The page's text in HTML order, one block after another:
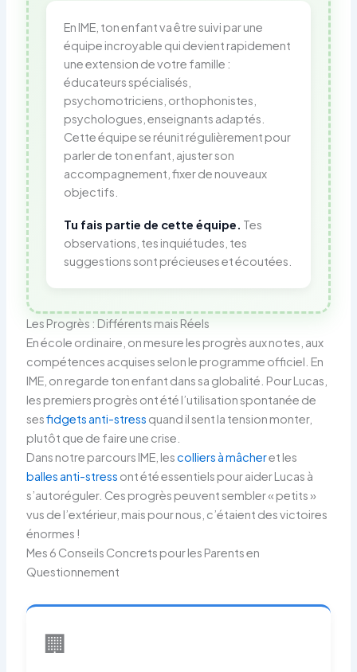
En IME, ton enfant va être suivi par une
équipe incroyable qui devient rapidement
une extension de votre famille :
éducateurs spécialisés,
psychomotriciens, orthophonistes,
psychologues, enseignants adaptés.
Cette équipe se réunit régulièrement pour
parler de ton enfant, ajuster son
accompagnement, fixer de nouveaux
objectifs.
Tu fais partie de cette équipe. Tes
observations, tes inquiétudes, tes
suggestions sont précieuses et écoutées.
Les Progrès : Différents mais Réels
En école ordinaire, on mesure les progrès aux notes, aux
compétences acquises selon le programme officiel. En
IME, on regarde ton enfant dans sa globalité. Pour Lucas,
les premiers progrès ont été l’utilisation spontanée de
sesfidgets anti-stress quand il sent la tension monter,
plutôt que de faire une crise.
Dans notre parcours IME, lescolliers à mâcheret les
balles anti-stress ont été essentiels pour aider Lucas à
s’autoréguler. Ces progrès peuvent sembler « petits »
vus de l’extérieur, mais pour nous, c’étaient des victoires
énormes !
Mes 6 Conseils Concrets pour les Parents en
Questionnement
🏢